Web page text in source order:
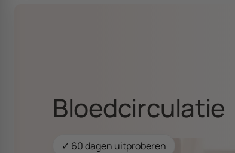
Bloedcirculatie
✓ 60 dagen uitproberen